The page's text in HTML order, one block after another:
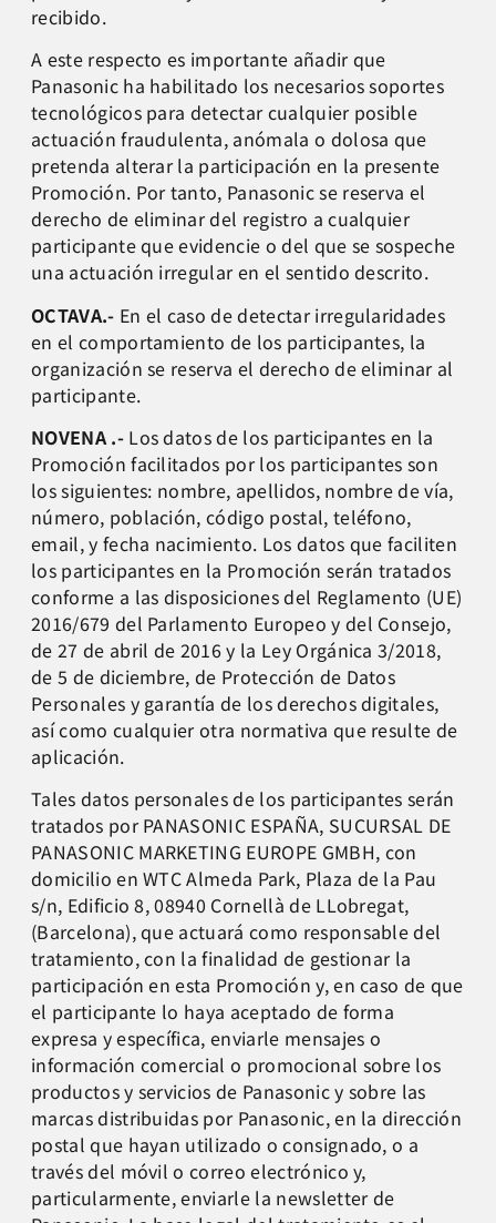
recibido.
A este respecto es importante añadir que
Panasonic ha habilitado los necesarios soportes
tecnológicos para detectar cualquier posible
actuación fraudulenta, anómala o dolosa que
pretenda alterar la participación en la presente
Promoción. Por tanto, Panasonic se reserva el
derecho de eliminar del registro a cualquier
participante que evidencie o del que se sospeche
una actuación irregular en el sentido descrito.
OCTAVA.- En el caso de detectar irregularidades
en el comportamiento de los participantes, la
organización se reserva el derecho de eliminar al
participante.
NOVENA .-Los datos de los participantes en la
Promoción facilitados por los participantes son
los siguientes: nombre, apellidos, nombre de vía,
número, población, código postal, teléfono,
email, y fecha nacimiento. Los datos que faciliten
los participantes en la Promoción serán tratados
conforme a las disposiciones del Reglamento (UE)
2016/679 del Parlamento Europeo y del Consejo,
de 27 de abril de 2016 y la Ley Orgánica 3/2018,
de 5 de diciembre, de Protección de Datos
Personales y garantía de los derechos digitales,
así como cualquier otra normativa que resulte de
aplicación.
Tales datos personales de los participantes serán
tratados por PANASONIC ESPAÑA, SUCURSAL DE
PANASONIC MARKETING EUROPE GMBH, con
domicilio en WTC Almeda Park, Plaza de la Pau
s/n, Edificio 8, 08940 Cornellà de LLobregat,
(Barcelona), que actuará como responsable del
tratamiento, con la finalidad de gestionar la
participación en esta Promoción y, en caso de que
el participante lo haya aceptado de forma
expresa y específica, enviarle mensajes o
información comercial o promocional sobre los
productos y servicios de Panasonic y sobre las
marcas distribuidas por Panasonic, en la dirección
postal que hayan utilizado o consignado, o a
través del móvil o correo electrónico y,
particularmente, enviarle la newsletter de